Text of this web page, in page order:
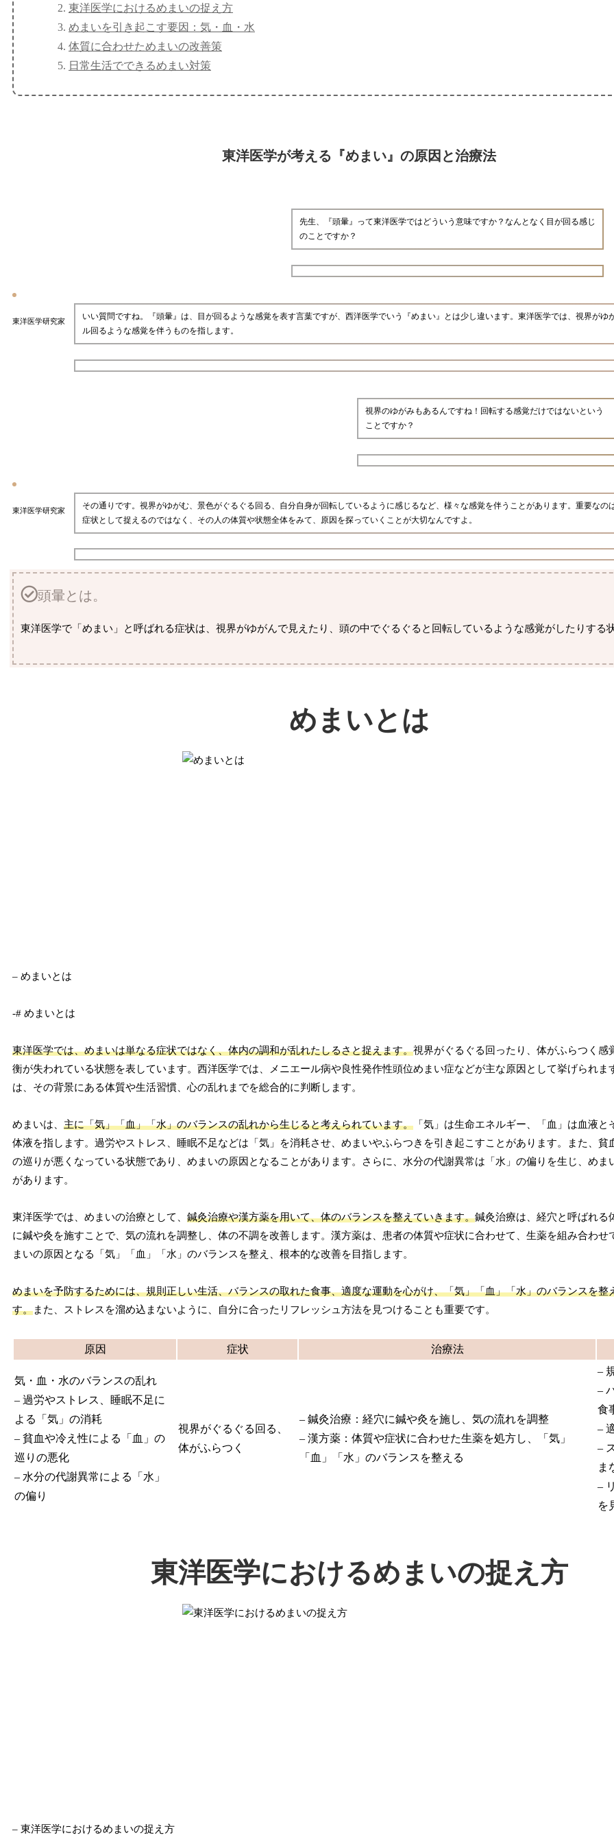
東洋医学におけるめまいの捉え方
めまいを引き起こす要因：気・血・水
体質に合わせためまいの改善策
日常生活でできるめまい対策
東洋医学が考える『めまい』の原因と治療法
先生、『頭暈』って東洋医学ではどういう意味ですか？なんとなく目が回る感じ
のことですか？
東洋医学研究家
いい質問ですね。『頭暈』は、目が回るような感覚を表す言葉ですが、西洋医学でいう『めまい』とは少し違います。東洋医学では、視界がゆ
ル回るような感覚を伴うものを指します。
視界のゆがみもあるんですね！回転する感覚だけではないという
ことですか？
東洋医学研究家
その通りです。視界がゆがむ、景色がぐるぐる回る、自分自身が回転しているように感じるなど、様々な感覚を伴うことがあります。重要なの
症状として捉えるのではなく、その人の体質や状態全体をみて、原因を探っていくことが大切なんですよ。
頭暈とは。
東洋医学で「めまい」と呼ばれる症状は、視界がゆがんで見えたり、頭の中でぐるぐると回転しているような感覚がしたりする
めまいとは
– めまいとは
-# めまいとは
東洋医学では、めまいは単なる症状ではなく、体内の調和が乱れたしるさと捉えます。視界がぐるぐる回ったり、体がふらつく感
衡が失われている状態を表しています。西洋医学では、メニエール病や良性発作性頭位めまい症などが主な原因として挙げられま
は、その背景にある体質や生活習慣、心の乱れまでを総合的に判断します。
めまいは、 主に「気」「血」「水」のバランスの乱れから生じると考えられています。 「気」は生命エネルギー、「血」は血液と
体液を指します。過労やストレス、睡眠不足などは「気」を消耗させ、めまいやふらつきを引き起こすことがあります。また、貧
の巡りが悪くなっている状態であり、めまいの原因となることがあります。さらに、水分の代謝異常は「水」の偏りを生じ、めま
があります。
東洋医学では、めまいの治療として、 鍼灸治療や漢方薬を用いて、体のバランスを整えていきます。鍼灸治療は、経穴と呼ばれる
に鍼や灸を施すことで、気の流れを調整し、体の不調を改善します。漢方薬は、患者の体質や症状に合わせて、生薬を組み合わせ
まいの原因となる「気」「血」「水」のバランスを整え、根本的な改善を目指します。
めまいを予防するためには、規則正しい生活、バランスの取れた食事、適度な運動を心がけ、「気」「血」「水」のバランスを整
す。また、ストレスを溜め込まないように、自分に合ったリフレッシュ方法を見つけることも重要です。
原因 症状 治療法
気・血・水のバランスの乱れ
– 過労やストレス、睡眠不足に
よる「気」の消耗
– 貧血や冷え性による「血」の
巡りの悪化
– 水分の代謝異常による「水」
の偏り
視界がぐるぐる回る、
体がふらつく
– 鍼灸治療：経穴に鍼や灸を施し、気の流れを調整
– 漢方薬：体質や症状に合わせた生薬を処方し、「気」
「血」「水」のバランスを整える
–
–
食
–
–
ま
–
を
東洋医学におけるめまいの捉え方
– 東洋医学におけるめまいの捉え方